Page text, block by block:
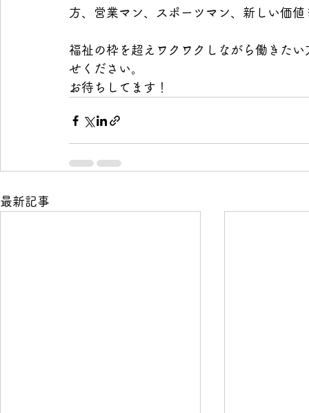
方、営業マン、スポーツマン、新しい価
福祉の枠を超えワクワクしながら働きた
せください。
お待ちしてます！
最新記事